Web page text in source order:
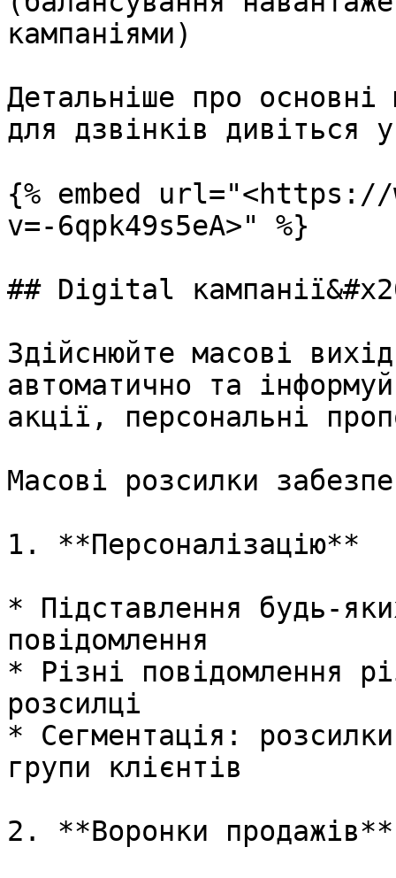
кампаніями)
Детальніше про
для дзвінків дивіться
{% embed url="<https://
v=-6qpk49s5eA>" %}
## Digital
Здійснюйте масові
автоматично та
акції, персональні
Масові розсилки
1. **Персоналізацію**
* Підставлення будь-
повідомлення
* Різні повідомлення
розсилці
* Сегментація:
групи клієнтів
2. **Воронки продажів**